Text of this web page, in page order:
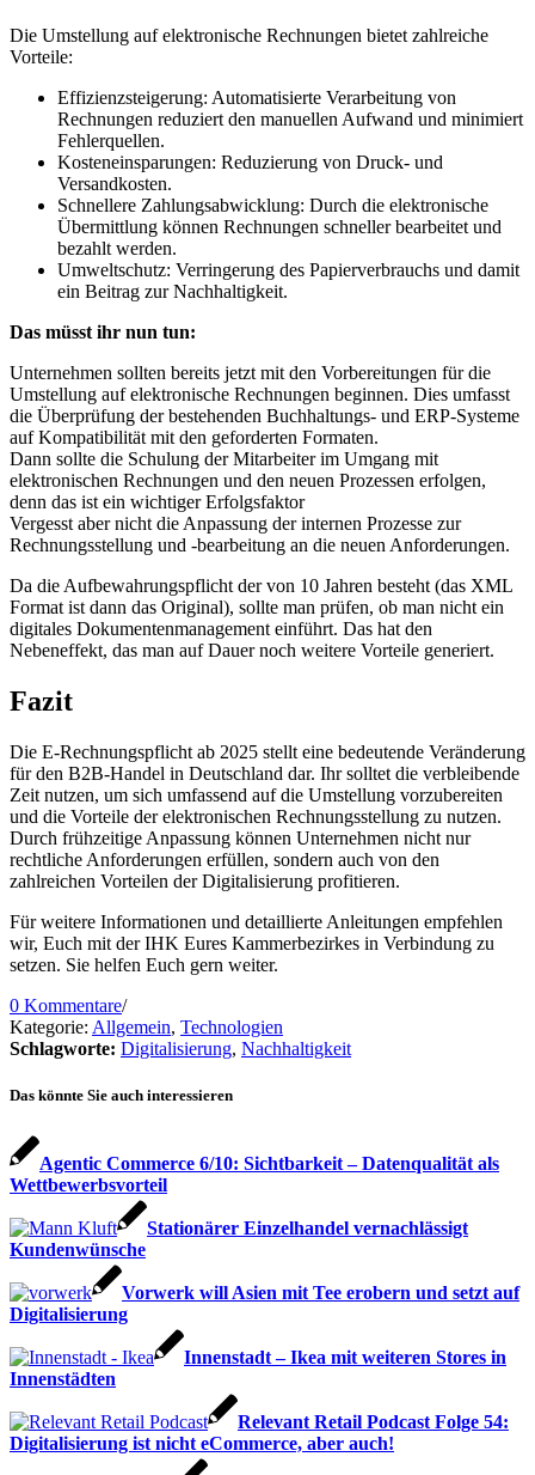
Die Umstellung auf elektronische Rechnungen bietet zahlreiche
Vorteile:
Effizienzsteigerung: Automatisierte Verarbeitung von
Rechnungen reduziert den manuellen Aufwand und minimiert
Fehlerquellen.
Kosteneinsparungen: Reduzierung von Druck- und
Versandkosten.
Schnellere Zahlungsabwicklung: Durch die elektronische
Übermittlung können Rechnungen schneller bearbeitet und
bezahlt werden.
Umweltschutz: Verringerung des Papierverbrauchs und damit
ein Beitrag zur Nachhaltigkeit.
Das müsst ihr nun tun:
Unternehmen sollten bereits jetzt mit den Vorbereitungen für die
Umstellung auf elektronische Rechnungen beginnen. Dies umfasst
die Überprüfung der bestehenden Buchhaltungs- und ERP-Systeme
auf Kompatibilität mit den geforderten Formaten.
Dann sollte die Schulung der Mitarbeiter im Umgang mit
elektronischen Rechnungen und den neuen Prozessen erfolgen,
denn das ist ein wichtiger Erfolgsfaktor
Vergesst aber nicht die Anpassung der internen Prozesse zur
Rechnungsstellung und -bearbeitung an die neuen Anforderungen.
Da die Aufbewahrungspflicht der von 10 Jahren besteht (das XML
Format ist dann das Original), sollte man prüfen, ob man nicht ein
digitales Dokumentenmanagement einführt. Das hat den
Nebeneffekt, das man auf Dauer noch weitere Vorteile generiert.
Fazit
Die E-Rechnungspflicht ab 2025 stellt eine bedeutende Veränderung
für den B2B-Handel in Deutschland dar. Ihr solltet die verbleibende
Zeit nutzen, um sich umfassend auf die Umstellung vorzubereiten
und die Vorteile der elektronischen Rechnungsstellung zu nutzen.
Durch frühzeitige Anpassung können Unternehmen nicht nur
rechtliche Anforderungen erfüllen, sondern auch von den
zahlreichen Vorteilen der Digitalisierung profitieren.
Für weitere Informationen und detaillierte Anleitungen empfehlen
wir, Euch mit der IHK Eures Kammerbezirkes in Verbindung zu
setzen. Sie helfen Euch gern weiter.
0 Kommentare/
Kategorie: Allgemein, Technologien
Schlagworte: Digitalisierung, Nachhaltigkeit
Das könnte Sie auch interessieren
Agentic Commerce 6/10: Sichtbarkeit – Datenqualität als
Wettbewerbsvorteil
Stationärer Einzelhandel vernachlässigt
Kundenwünsche
Vorwerk will Asien mit Tee erobern und setzt auf
Digitalisierung
Innenstadt – Ikea mit weiteren Stores in
Innenstädten
Relevant Retail Podcast Folge 54:
Digitalisierung ist nicht eCommerce, aber auch!